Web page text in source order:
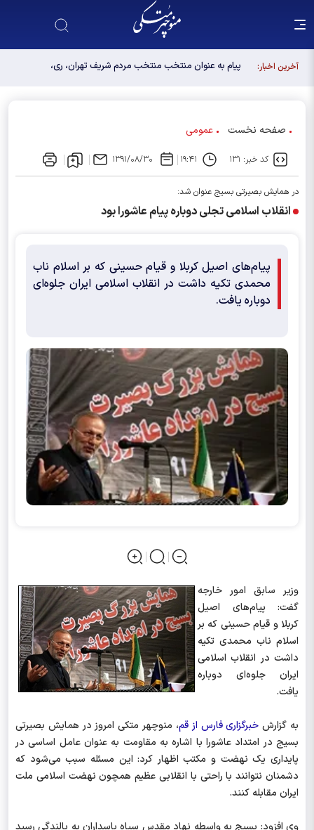
آخرین اخبار:
پیام به عنوان منتخب منتخب مردم شریف تهران، ری،
صفحه نخست عمومی
کد خبر: ۱۳۱ ۱۹:۴۱ ۱۳۹۱/۰۸/۳۰
در همایش بصیرتی بسیج عنوان شد:
انقلاب اسلامی تجلی دوباره پیام عاشورا بود‌
پیام‌های اصیل کربلا و قیام حسینی که بر اسلام ناب
محمدی تکیه داشت در انقلاب اسلامی ایران جلوه‌ای
دوباره یافت.
وزیر سابق امور خارجه
گفت: پیام‌های اصیل
کربلا و قیام حسینی که بر
اسلام ناب محمدی تکیه
داشت در انقلاب اسلامی
ایران جلوه‌ای دوباره
یافت.
به گزارش خبرگزاری فارس از قم، منوچهر متکی امروز در همایش بصیرتی
بسیج در امتداد عاشورا با اشاره به مقاومت به عنوان عامل اساسی در
پایداری یک نهضت و مکتب اظهار کرد: این مسئله سبب می‌شود که
دشمنان نتوانند با راحتی با انقلابی عظیم همچون نهضت اسلامی ملت
ایران مقابله کنند.